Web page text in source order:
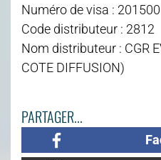
Numéro de visa :
Code distributeur : 2812
Nom distributeur : CGR
COTE DIFFUSION)
PARTAGER...